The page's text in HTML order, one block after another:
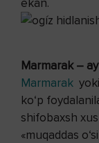
ekan.
Marmarak –
Marmarak
ko‘p
shifobaxsh
«muqaddas